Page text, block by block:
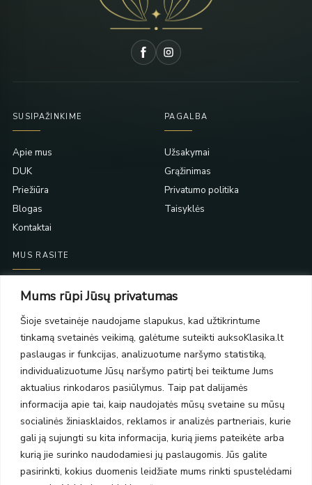
Mums rūpi Jūsų privatumas
Šioje svetainėje naudojame slapukus, kad užtikrintume
tinkamą svetainės veikimą, galėtume suteikti auksoKlasika.lt
paslaugas ir funkcijas, analizuotume naršymo statistiką,
individualizuotume Jūsų naršymo patirtį bei teiktume Jums
aktualius rinkodaros pasiūlymus. Taip pat dalijamės
informacija apie tai, kaip naudojatės mūsų svetaine su mūsų
socialinės žiniasklaidos, reklamos ir analizės partneriais, kurie
gali ją sujungti su kita informacija, kurią jiems pateikėte arba
kurią jie surinko naudodamiesi jų paslaugomis. Jūs galite
pasirinkti, kokius duomenis leidžiate mums rinkti spustelėdami
SUSIPAŽINKIME
Apie mus
DUK
Priežiūra
Blogas
Kontaktai
PAGALBA
Užsakymai
Grąžinimas
Privatumo politika
Taisyklės
MUS RASITE
Taikos pr. 139
PC Molas, Klaipėda
Taikos pr. 141
PC BIG 2, Klaipėda
Šilutės pl. 35
PC Banginis, Klaipėda
NAUJIENLAIŠKIS
Prenumeruokite ir gaukite pasiūlymus, naujienas bei riboto
leidimo kolekcijas.